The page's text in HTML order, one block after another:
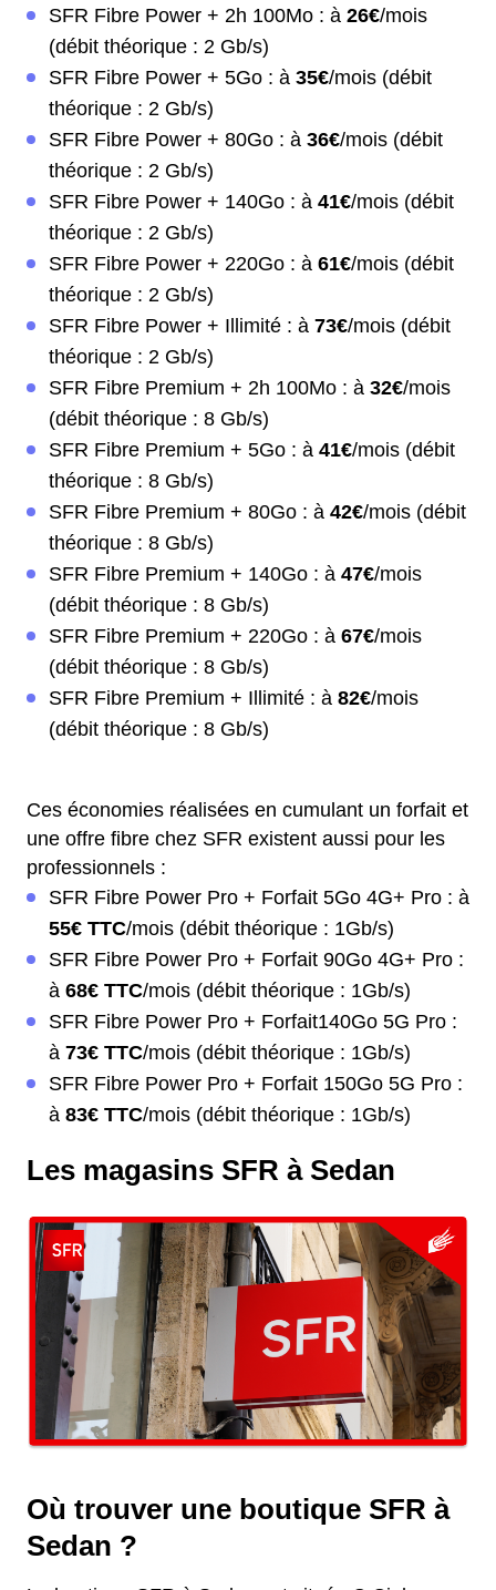
SFR Fibre Power + 2h 100Mo : à 26€/mois
(débit théorique : 2 Gb/s)
SFR Fibre Power + 5Go : à 35€/mois (débit
théorique : 2 Gb/s)
SFR Fibre Power + 80Go : à 36€/mois (débit
théorique : 2 Gb/s)
SFR Fibre Power + 140Go : à 41€/mois (débit
théorique : 2 Gb/s)
SFR Fibre Power + 220Go : à 61€/mois (débit
théorique : 2 Gb/s)
SFR Fibre Power + Illimité : à 73€/mois (débit
théorique : 2 Gb/s)
SFR Fibre Premium + 2h 100Mo : à 32€/mois
(débit théorique : 8 Gb/s)
SFR Fibre Premium + 5Go : à 41€/mois (débit
théorique : 8 Gb/s)
SFR Fibre Premium + 80Go : à 42€/mois (débit
théorique : 8 Gb/s)
SFR Fibre Premium + 140Go : à 47€/mois
(débit théorique : 8 Gb/s)
SFR Fibre Premium + 220Go : à 67€/mois
(débit théorique : 8 Gb/s)
SFR Fibre Premium + Illimité : à 82€/mois
(débit théorique : 8 Gb/s)
Ces économies réalisées en cumulant un forfait et
une offre fibre chez SFR existent aussi pour les
professionnels :
SFR Fibre Power Pro + Forfait 5Go 4G+ Pro : à
55€ TTC/mois (débit théorique : 1Gb/s)
SFR Fibre Power Pro + Forfait 90Go 4G+ Pro :
à 68€ TTC/mois (débit théorique : 1Gb/s)
SFR Fibre Power Pro + Forfait140Go 5G Pro :
à 73€ TTC/mois (débit théorique : 1Gb/s)
SFR Fibre Power Pro + Forfait 150Go 5G Pro :
à 83€ TTC/mois (débit théorique : 1Gb/s)
Les magasins SFR à Sedan
Où trouver une boutique SFR à
Sedan ?